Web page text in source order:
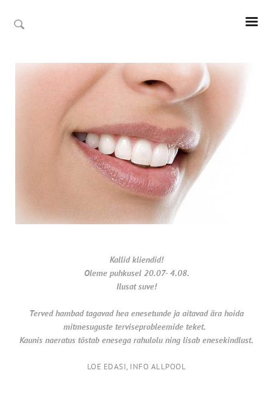
Kallid kliendid!
Oleme puhkusel 20.07- 4.08.
Ilusat suve!
Terved hambad tagavad hea enesetunde ja aitavad ära hoida
mitmesuguste terviseprobleemide teket.
Kaunis naeratus tõstab enesega rahulolu ning lisab enesekindlust.
LOE EDASI, INFO ALLPOOL